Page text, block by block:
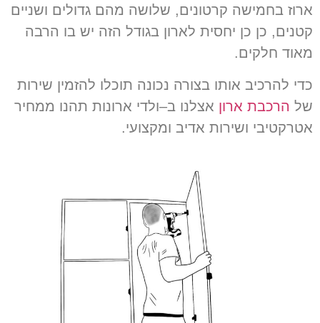
ארוז בחמישה קרטונים, שלושה מהם גדולים ושניים
קטנים, כן כן יחסית לארון בגודל הזה יש בו הרבה
מאוד חלקים.
כדי להרכיב אותו בצורה נכונה תוכלו להזמין שירות
של הרכבת ארון אצלנו ב–ולדי ארונות תהנו ממחיר
אטרקטיבי ושירות אדיב ומקצועי.